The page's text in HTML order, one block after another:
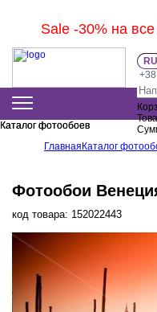
Sale -30% на
RU
Каталог фотообоев
Каталог фотообоев
Главная Каталог
Фотообои
код товара: 152022443